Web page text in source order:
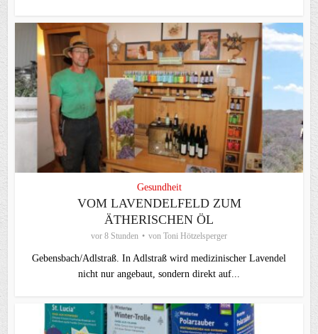
Gesundheit
VOM LAVENDELFELD ZUM
ÄTHERISCHEN ÖL
vor 8 Stunden von Toni Hötzelsperger
Gebensbach/Adlstraß. In Adlstraß wird medizinischer Lavendel
nicht nur angebaut, sondern direkt auf...